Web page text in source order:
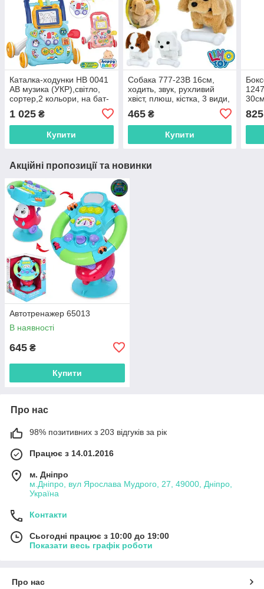
Каталка-ходунки HB 0041
AB музика (УКР),світло,
сортер,2 кольори, на бат-
1 025 ₴
Купити
Собака 777-23B 16см,
ходить, звук, рухливий
хвіст, плюш, кістка, 3 види,
на бат-ці, в рюкзаку 20-22-
8см, білий
465₴
Купити
бат-
825
Акційні пропозиції та новинки
Автотренажер 65013
В наявності
645 ₴
Купити
Про нас
98% позитивних з 203 відгуків за рік
Працює з 14.01.2016
м. Дніпро
м.Дніпро, вул Ярослава Мудрого, 27, 49000, Дніпро,
Україна
Контакти
Сьогодні працює з 10:00 до 19:00
Показати весь графік роботи
Про нас